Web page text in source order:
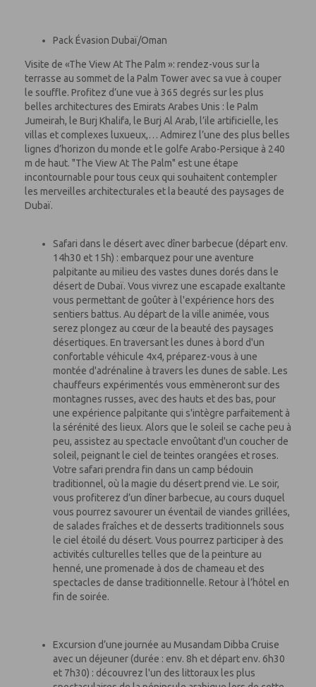
Pack Évasion Dubaï/Oman
Visite de «The View At The Palm »: rendez-vous sur la
terrasse au sommet de la Palm Tower avec sa vue à couper
le souffle. Profitez d’une vue à 365 degrés sur les plus
belles architectures des Emirats Arabes Unis : le Palm
Jumeirah, le Burj Khalifa, le Burj Al Arab, l’ile artificielle, les
villas et complexes luxueux,… Admirez l’une des plus belles
lignes d’horizon du monde et le golfe Arabo-Persique à 240
m de haut. "The View At The Palm" est une étape
incontournable pour tous ceux qui souhaitent contempler
les merveilles architecturales et la beauté des paysages de
Dubaï.
Safari dans le désert avec dîner barbecue (départ env.
14h30 et 15h) : embarquez pour une aventure
palpitante au milieu des vastes dunes dorés dans le
désert de Dubaï. Vous vivrez une escapade exaltante
vous permettant de goûter à l'expérience hors des
sentiers battus. Au départ de la ville animée, vous
serez plongez au cœur de la beauté des paysages
désertiques. En traversant les dunes à bord d'un
confortable véhicule 4x4, préparez-vous à une
montée d'adrénaline à travers les dunes de sable. Les
chauffeurs expérimentés vous emmèneront sur des
montagnes russes, avec des hauts et des bas, pour
une expérience palpitante qui s'intègre parfaitement à
la sérénité des lieux. Alors que le soleil se cache peu à
peu, assistez au spectacle envoûtant d'un coucher de
soleil, peignant le ciel de teintes orangées et roses.
Votre safari prendra fin dans un camp bédouin
traditionnel, où la magie du désert prend vie. Le soir,
vous profiterez d’un dîner barbecue, au cours duquel
vous pourrez savourer un éventail de viandes grillées,
de salades fraîches et de desserts traditionnels sous
le ciel étoilé du désert. Vous pourrez participer à des
activités culturelles telles que de la peinture au
henné, une promenade à dos de chameau et des
spectacles de danse traditionnelle. Retour à l’hôtel en
fin de soirée.
Excursion d’une journée au Musandam Dibba Cruise
avec un déjeuner (durée : env. 8h et départ env. 6h30
et 7h30) : découvrez l'un des littoraux les plus